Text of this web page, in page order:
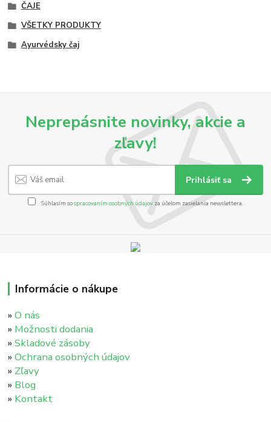
ČAJE
VŠETKY PRODUKTY
Ayurvédsky čaj
Neprepásnite novinky, akcie a
zľavy!
Prihlásiť sa
Súhlasím sospracovaním osobných údajov za účelom zasielania newslettera.
Informácie o nákupe
»O nás
» Možnosti dodania
»Skladové zásoby
»Ochrana osobných údajov
» Zľavy
» Blog
» Kontakt